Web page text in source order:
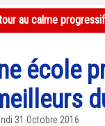
au calme
école
31 Octobre 2016